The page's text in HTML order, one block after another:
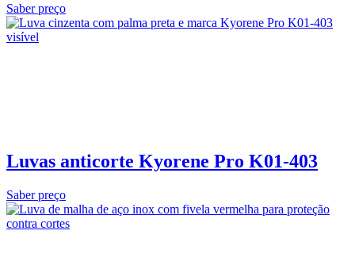
Saber preço
Luvas anticorte Kyorene Pro K01-403
Saber preço